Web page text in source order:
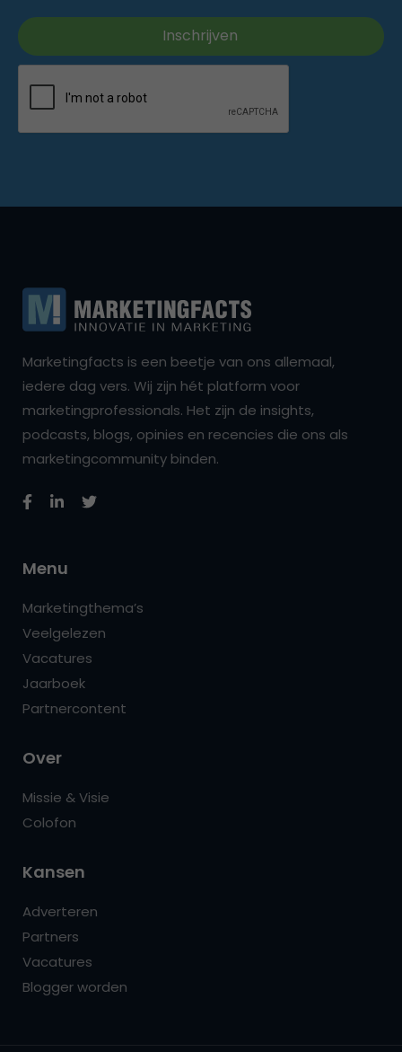
Marketingfacts is een beetje van ons allemaal,
iedere dag vers. Wij zijn hét platform voor
marketingprofessionals. Het zijn de insights,
podcasts, blogs, opinies en recencies die ons als
marketingcommunity binden.
Menu
Marketingthema’s
Veelgelezen
Vacatures
Jaarboek
Partnercontent
Over
Missie & Visie
Colofon
Kansen
Adverteren
Partners
Vacatures
Blogger worden